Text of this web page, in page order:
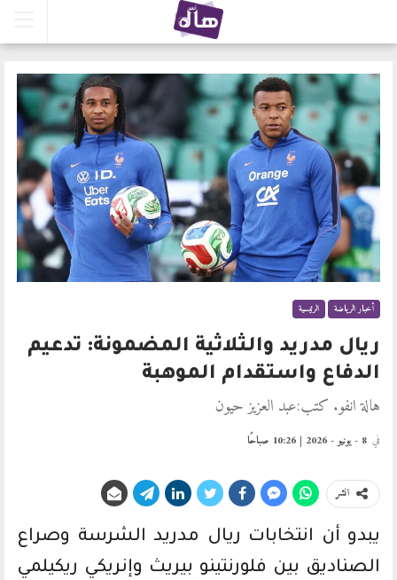
أخبار الرياضة الرئيسية
ريال مدريد والثلاثية المضمونة: تدعيم
الدفاع واستقدام الموهبة
هالة انفو. كتب:عبد العزيز حيون
في 8 - يونيو - 2026 | 10:26 صباحًا
انشر
يبدو أن انتخابات ريال مدريد الشرسة وصراع
الصناديق بين فلورنتينو بيريث وإنريكي ريكيلمي